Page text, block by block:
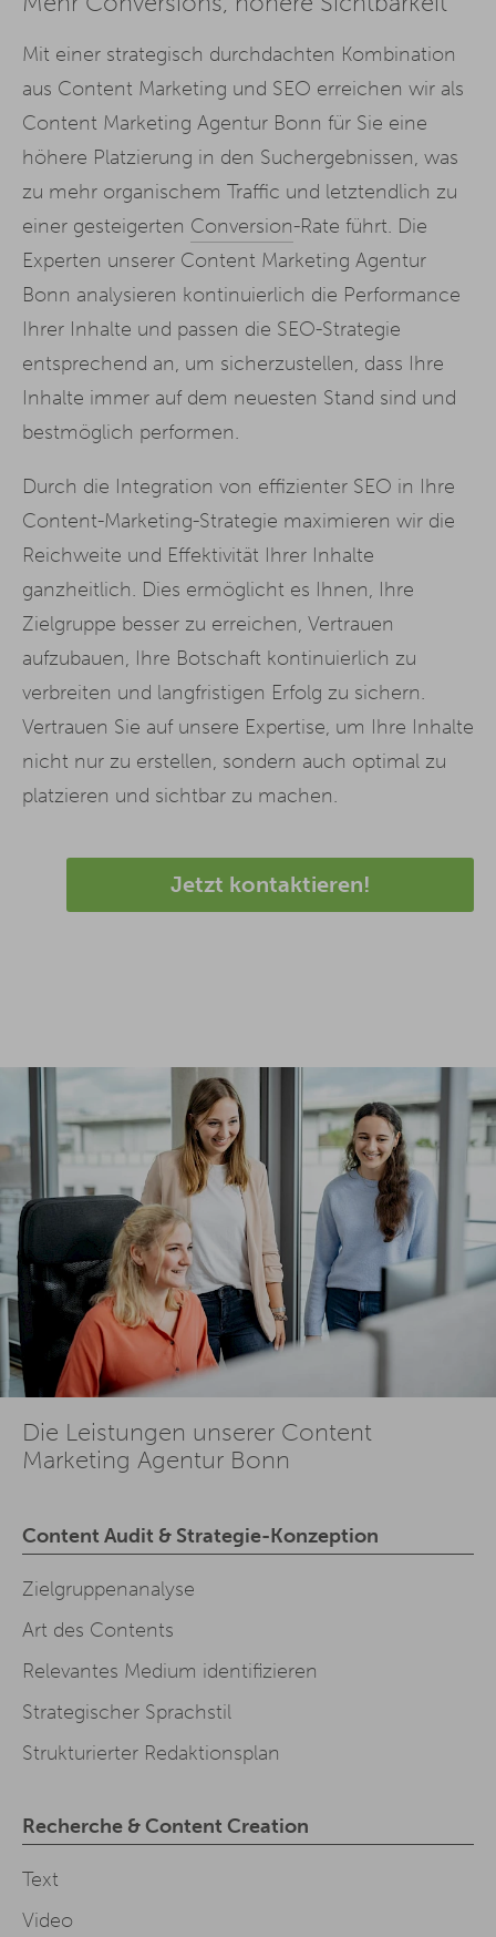
Mit einer strategisch durchdachten Kombination
aus Content Marketing und SEO erreichen wir als
Content Marketing Agentur Bonn für Sie eine
höhere Platzierung in den Suchergebnissen, was
zu mehr organischem Traffic und letztendlich zu
einer gesteigerten Conversion-Rate führt. Die
Experten unserer Content Marketing Agentur
Bonn analysieren kontinuierlich die Performance
Ihrer Inhalte und passen die SEO-Strategie
entsprechend an, um sicherzustellen, dass Ihre
Inhalte immer auf dem neuesten Stand sind und
bestmöglich performen.
Durch die Integration von effizienter SEO in Ihre
Content-Marketing-Strategie maximieren wir die
Reichweite und Effektivität Ihrer Inhalte
ganzheitlich. Dies ermöglicht es Ihnen, Ihre
Zielgruppe besser zu erreichen, Vertrauen
aufzubauen, Ihre Botschaft kontinuierlich zu
verbreiten und langfristigen Erfolg zu sichern.
Vertrauen Sie auf unsere Expertise, um Ihre Inhalte
nicht nur zu erstellen, sondern auch optimal zu
platzieren und sichtbar zu machen.
Jetzt kontaktieren!
Die Leistungen unserer Content
Marketing Agentur Bonn
Content Audit & Strategie-Konzeption
Zielgruppenanalyse
Art des Contents
Relevantes Medium identifizieren
Strategischer Sprachstil
Strukturierter Redaktionsplan
Recherche & Content Creation
Text
Video